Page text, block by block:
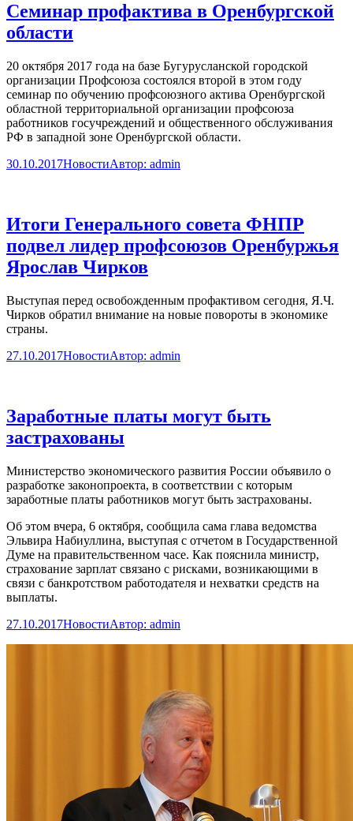
Семинар профактива в Оренбургской
области
20 октября 2017 года на базе Бугурусланской городской
организации Профсоюза состоялся второй в этом году
семинар по обучению профсоюзного актива Оренбургской
областной территориальной организации профсоюза
работников госучреждений и общественного обслуживания
РФ в западной зоне Оренбургской области.
30.10.2017НовостиАвтор: admin
Итоги Генерального совета ФНПР
подвел лидер профсоюзов Оренбуржья
Ярослав Чирков
Выступая перед освобожденным профактивом сегодня, Я.Ч.
Чирков обратил внимание на новые повороты в экономике
страны.
27.10.2017НовостиАвтор: admin
Заработные платы могут быть
застрахованы
Министерство экономического развития России объявило о
разработке законопроекта, в соответствии с которым
заработные платы работников могут быть застрахованы.
Об этом вчера, 6 октября, сообщила сама глава ведомства
Эльвира Набиуллина, выступая с отчетом в Государственной
Думе на правительственном часе. Как пояснила министр,
страхование зарплат связано с рисками, возникающими в
связи с банкротством работодателя и нехватки средств на
выплаты.
27.10.2017НовостиАвтор: admin